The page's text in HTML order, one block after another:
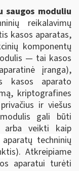
saugos moduliu
reikalavimų
kasos aparatas,
komponentų
— tai kasos
įranga),
kasos aparato
kriptografines
ir viešus
gali būti
arba veikti kaip
techninių
. Atkreipiame
aparatui turėti